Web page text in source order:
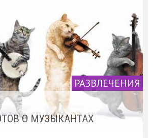
РАЗВЛЕЧЕНИЯ
О МУЗЫКАНТАХ